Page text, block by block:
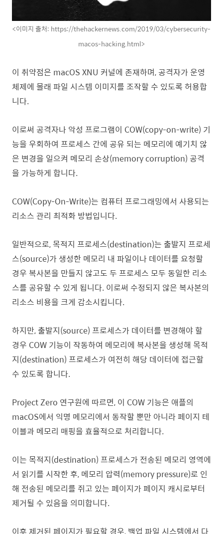
<이미지 출처: https://thehackernews.com/2019/03/cybersecurity-
macos-hacking.html>
이 취약점은 macOS XNU 커널에 존재하며, 공격자가 운영
체제에 몰래 파일 시스템 이미지를 조작할 수 있도록 허용합
니다.
이로써 공격자나 악성 프로그램이 COW(copy-on-write) 기
능을 우회하여 프로세스 간에 공유 되는 메모리에 예기치 않
은 변경을 일으켜 메모리 손상(memory corruption) 공격
을 가능하게 합니다.
COW(Copy-On-Write)는 컴퓨터 프로그래밍에서 사용되는
리소스 관리 최적화 방법입니다.
일반적으로, 목적지 프로세스(destination)는 출발지 프로세
스(source)가 생성한 메모리 내 파일이나 데이터를 요청할
경우 복사본을 만들지 않고도 두 프로세스 모두 동일한 리소
스를 공유할 수 있게 됩니다. 이로써 수정되지 않은 복사본의
리소스 비용을 크게 감소시킵니다.
하지만, 출발지(source) 프로세스가 데이터를 변경해야 할
경우 COW 기능이 작동하여 메모리에 복사본을 생성해 목적
지(destination) 프로세스가 여전히 해당 데이터에 접근할
수 있도록 합니다.
Project Zero 연구원에 따르면, 이 COW 기능은 애플의
macOS에서 익명 메모리에서 동작할 뿐만 아니라 페이지 테
이블과 메모리 매핑을 효율적으로 처리합니다.
이는 목적지(destination) 프로세스가 전송된 메모리 영역에
서 읽기를 시작한 후, 메모리 압력(memory pressure)로 인
해 전송된 메모리를 쥐고 있는 페이지가 페이지 캐시로부터
제거될 수 있음을 의미합니다.
이후 제거된 페이지가 필요할 경우, 백업 파일 시스템에서 다